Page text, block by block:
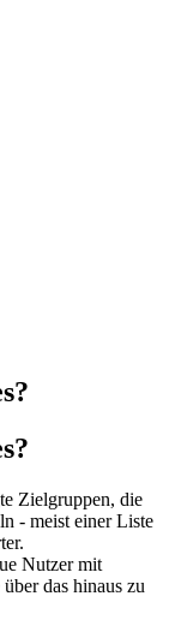
Zielgruppen, die
- meist einer Liste
Nutzer mit
das hinaus zu